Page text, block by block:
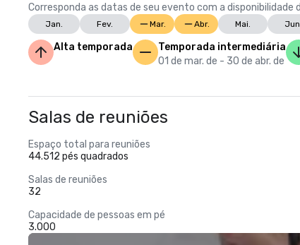
Corresponda as datas de seu evento com a
Jan. Fev. Mar. Abr. Mai.
Alta temporada
Temporada intermediária
01 de mar. de - 30 de abr. de
Salas de reuniões
Espaço total para reuniões
44.512 pés quadrados
Salas de reuniões
32
Capacidade de pessoas em pé
3.000